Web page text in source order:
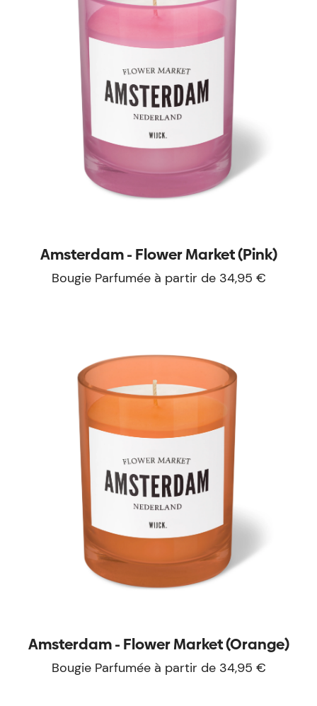
Amsterdam - Flower Market (Pink)
Bougie Parfumée à partir de 34,95 €
Amsterdam - Flower Market (Orange)
Bougie Parfumée à partir de 34,95 €